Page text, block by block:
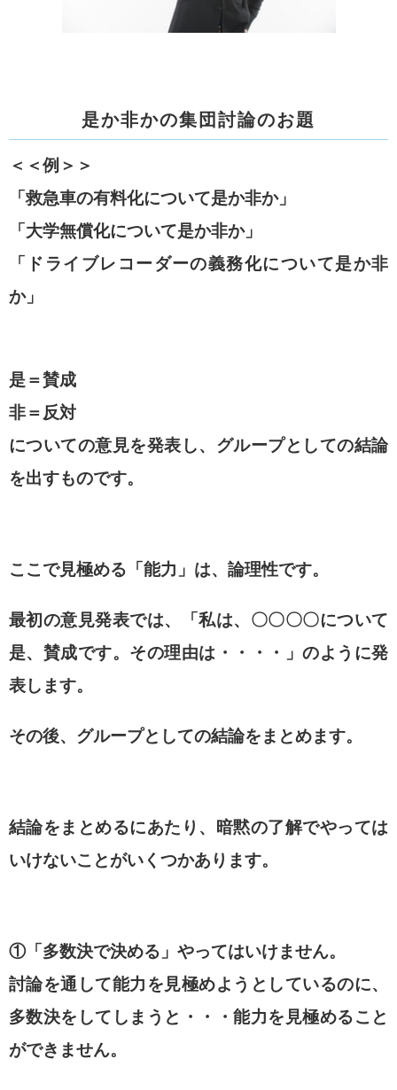
是か非かの集団討論のお題
＜＜例＞＞
「救急車の有料化について是か非か」
「大学無償化について是か非か」
「ドライブレコーダーの義務化について是か非
か」
是＝賛成
非＝反対
についての意見を発表し、グループとしての結論
を出すものです。
ここで見極める「能力」は、論理性です。
最初の意見発表では、「私は、〇〇〇〇について
是、賛成です。その理由は・・・・」のように発
表します。
その後、グループとしての結論をまとめます。
結論をまとめるにあたり、暗黙の了解でやっては
いけないことがいくつかあります。
①「多数決で決める」やってはいけません。
討論を通して能力を見極めようとしているのに、
多数決をしてしまうと・・・能力を見極めること
ができません。